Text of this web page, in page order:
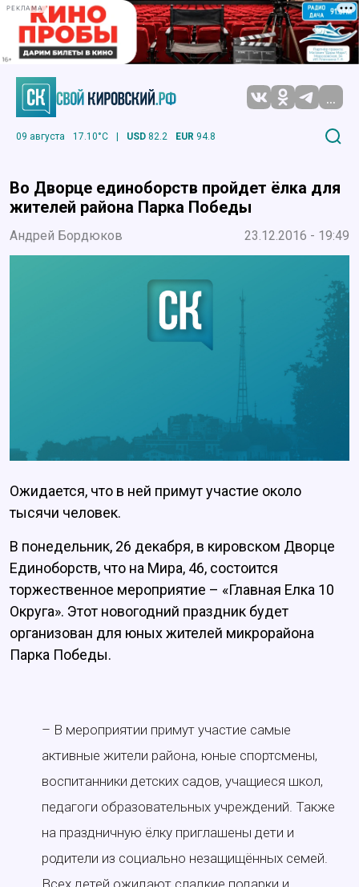
РЕКЛАМА
...
09 августа 17.10°C | USD 82.2 EUR 94.8
Во Дворце единоборств пройдет ёлка для
жителей района Парка Победы
Андрей Бордюков 23.12.2016 - 19:49
Ожидается, что в ней примут участие около
тысячи человек.
В понедельник, 26 декабря, в кировском Дворце
Единоборств, что на Мира, 46, состоится
торжественное мероприятие – «Главная Елка 10
Округа». Этот новогодний праздник будет
организован для юных жителей микрорайона
Парка Победы.
– В мероприятии примут участие самые
активные жители района, юные спортсмены,
воспитанники детских садов, учащиеся школ,
педагоги образовательных учреждений. Также
на праздничную ёлку приглашены дети и
родители из социально незащищённых семей.